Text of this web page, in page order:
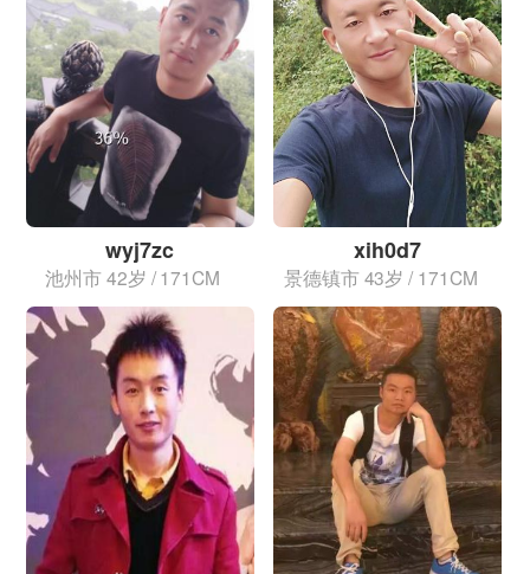
wyj7zc
池州市42岁 / 171CM
xih0d7
景德镇市43岁 / 171CM